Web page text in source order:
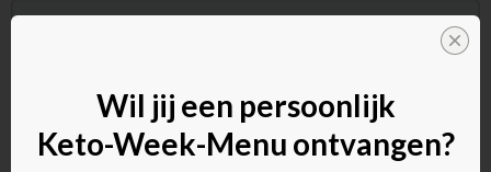
Commentaar toevoegen
Wil jij een persoonlijk
Keto-Week-Menu ontvangen?